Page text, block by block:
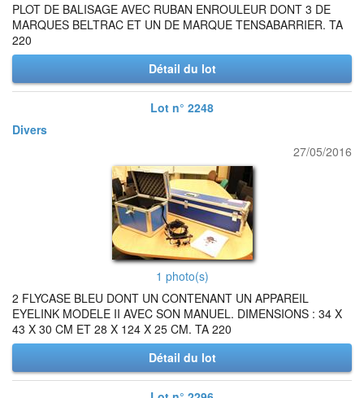
PLOT DE BALISAGE AVEC RUBAN ENROULEUR DONT 3 DE
MARQUES BELTRAC ET UN DE MARQUE TENSABARRIER. TA
220
Détail du lot
Lot n° 2248
Divers
27/05/2016
1 photo(s)
2 FLYCASE BLEU DONT UN CONTENANT UN APPAREIL
EYELINK MODELE II AVEC SON MANUEL. DIMENSIONS : 34 X
43 X 30 CM ET 28 X 124 X 25 CM. TA 220
Détail du lot